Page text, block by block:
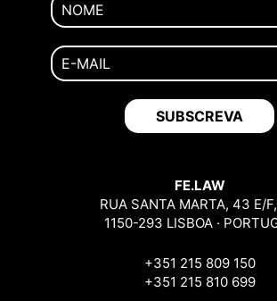
FE.LAW
RUA SANTA MARTA, 43 E/
1150-293 LISBOA ·
+351 215 809 150
+351 215 810 699